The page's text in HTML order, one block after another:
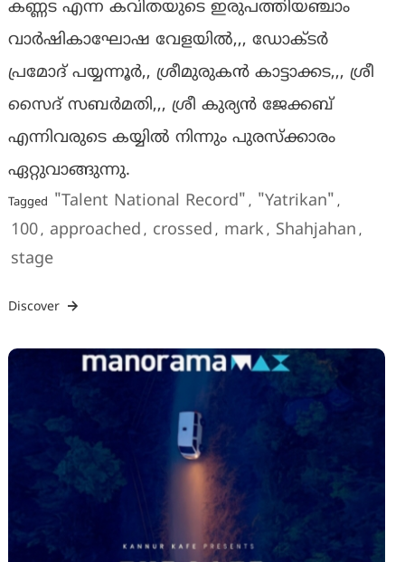
കണ്ണട എന്ന കവിതയുടെ ഇരുപത്തിയഞ്ചാം
വാർഷികാഘോഷ വേളയിൽ,,, ഡോക്ടർ
പ്രമോദ് പയ്യന്നൂർ,, ശ്രീമുരുകൻ കാട്ടാക്കട,,, ശ്രീ
സൈദ് സബർമതി,,, ശ്രീ കുര്യൻ ജേക്കബ്
എന്നിവരുടെ കയ്യിൽ നിന്നും പുരസ്ക്കാരം
ഏറ്റുവാങ്ങുന്നു.
Tagged "Talent National Record" , "Yatrikan" ,
100, approached , crossed , mark , Shahjahan ,
stage
Discover